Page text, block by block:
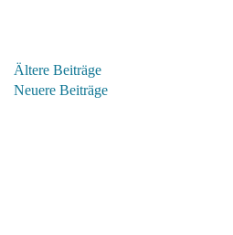
Ältere Beiträge
Neuere Beiträge